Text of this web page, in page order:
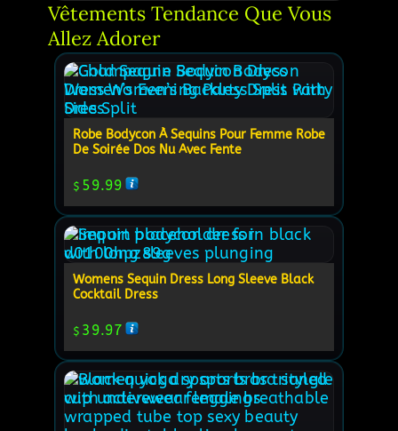
Vêtements Tendance Que Vous
Allez Adorer
Robe Bodycon À Sequins Pour Femme Robe
De Soirée Dos Nu Avec Fente
$ 59.99
Womens Sequin Dress Long Sleeve Black
Cocktail Dress
$ 39.97